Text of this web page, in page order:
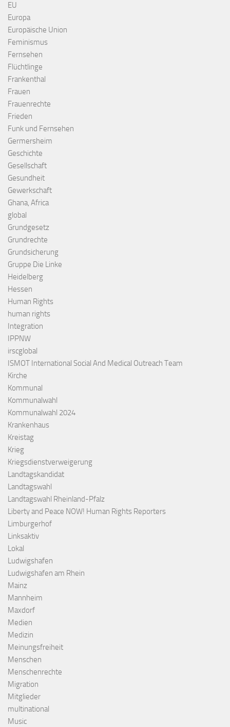
EU
Europa
Europäische Union
Feminismus
Fernsehen
Flüchtlinge
Frankenthal
Frauen
Frauenrechte
Frieden
Funk und Fernsehen
Germersheim
Geschichte
Gesellschaft
Gesundheit
Gewerkschaft
Ghana, Africa
global
Grundgesetz
Grundrechte
Grundsicherung
Gruppe Die Linke
Heidelberg
Hessen
Human Rights
human rights
Integration
IPPNW
irscglobal
ISMOT International Social And Medical Outreach Team
Kirche
Kommunal
Kommunalwahl
Kommunalwahl 2024
Krankenhaus
Kreistag
Krieg
Kriegsdienstverweigerung
Landtagskandidat
Landtagswahl
Landtagswahl Rheinland-Pfalz
Liberty and Peace NOW! Human Rights Reporters
Limburgerhof
Linksaktiv
Lokal
Ludwigshafen
Ludwigshafen am Rhein
Mainz
Mannheim
Maxdorf
Medien
Medizin
Meinungsfreiheit
Menschen
Menschenrechte
Migration
Mitglieder
multinational
Music